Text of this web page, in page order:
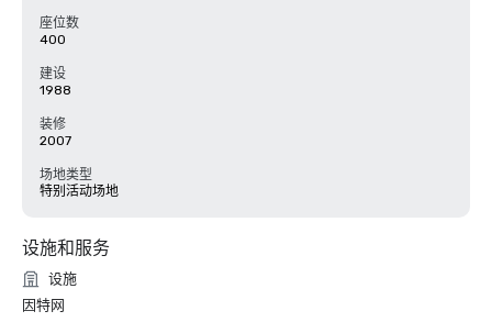
座位数
400
建设
1988
装修
2007
场地类型
特别活动场地
设施和服务
设施
因特网